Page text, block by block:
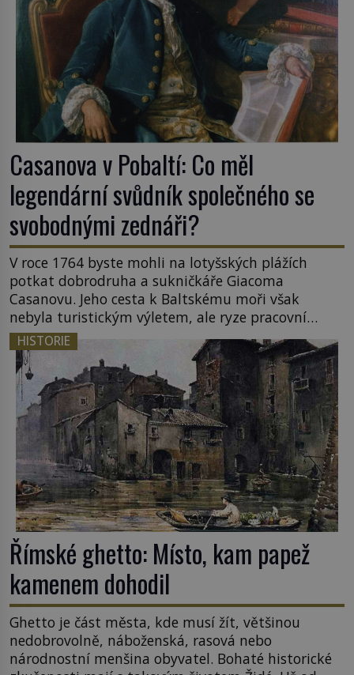
Casanova v Pobaltí: Co měl
legendární svůdník společného se
svobodnými zednáři?
V roce 1764 byste mohli na lotyšských plážích
potkat dobrodruha a sukničkáře Giacoma
Casanovu. Jeho cesta k Baltskému moři však
nebyla turistickým výletem, ale ryze pracovní
cestou se zištnými úmysly. Jaký cíl Casanova
sledoval, když se například procházel uličkami
lotyšské Rigy? Casanova v Pobaltí kontaktoval
tamní zednářské lóže. Nebyl v této oblasti žádným
nováčkem, protože do zednářské […]
HISTORIE
Římské ghetto: Místo, kam papež
kamenem dohodil
Ghetto je část města, kde musí žít, většinou
nedobrovolně, náboženská, rasová nebo
národnostní menšina obyvatel. Bohaté historické